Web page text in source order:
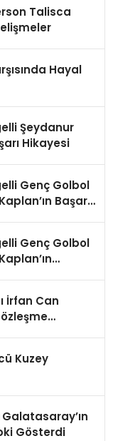
Talisca
Hayal
Şeydanur
Hikayesi
Genç Golbol
Başarı
Genç Golbol
İrfan Can
Kuzey
Gösterdi